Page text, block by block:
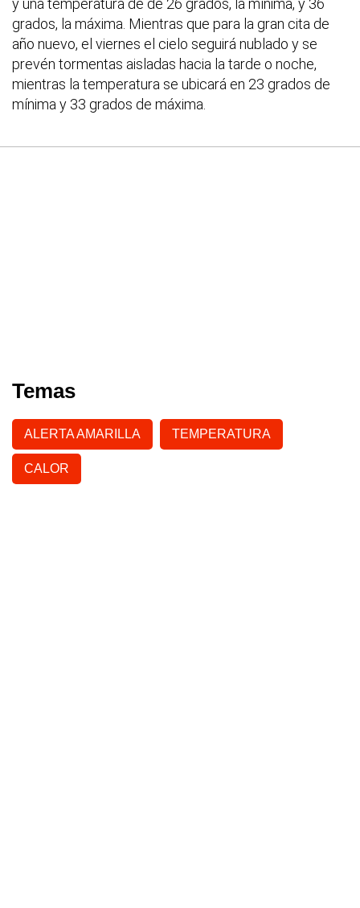
y una temperatura de de 26 grados, la mínima, y 36
grados, la máxima. Mientras que para la gran cita de
año nuevo, el viernes el cielo seguirá nublado y se
prevén tormentas aisladas hacia la tarde o noche,
mientras la temperatura se ubicará en 23 grados de
mínima y 33 grados de máxima.
Temas
ALERTA AMARILLA TEMPERATURA
CALOR